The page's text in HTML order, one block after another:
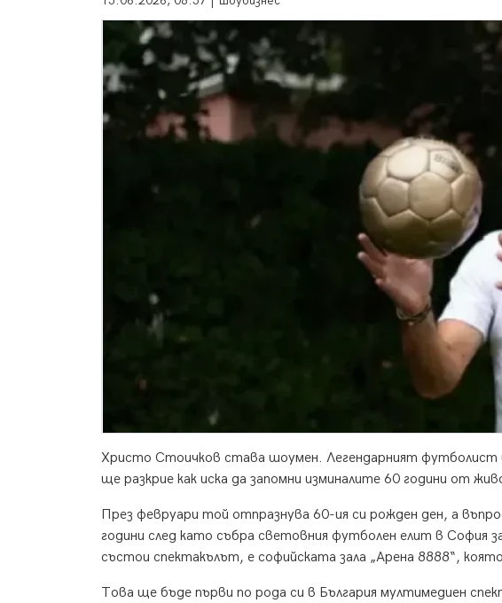
Христо Стоичков става шоумен. Легендарният футболист
ще разкрие как иска да запомни изминалите 60 години от
През февруари той отпразнува 60-ия си рожден ден, а
години след като събра световния футболен елит в
състои спектакълът, е софийската зала „Арена 8888“,
Това ще бъде първи по рода си в България мултимедиен